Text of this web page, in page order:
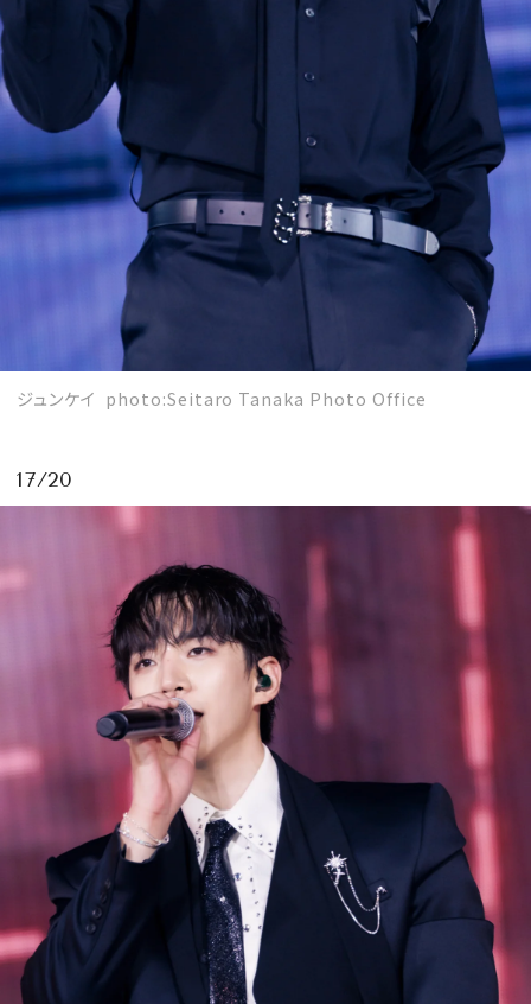
ジュンケイ photo:Seitaro Tanaka Photo Office
17/20